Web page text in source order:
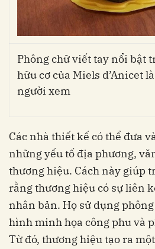
Phông chữ viết tay nổi bật
hữu cơ của Miels d’Anicet
người xem
Các nhà thiết kế có thể đưa
những yếu tố địa phương,
thương hiệu. Cách này giúp
rằng thương hiệu có sự liên
nhân bản. Họ sử dụng
hình minh họa công phu và
Từ đó, thương hiệu tạo ra